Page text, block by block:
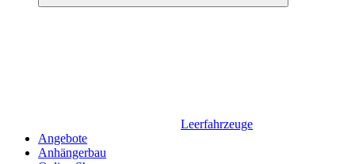
Leerfahrzeuge
Angebote
Anhängerbau